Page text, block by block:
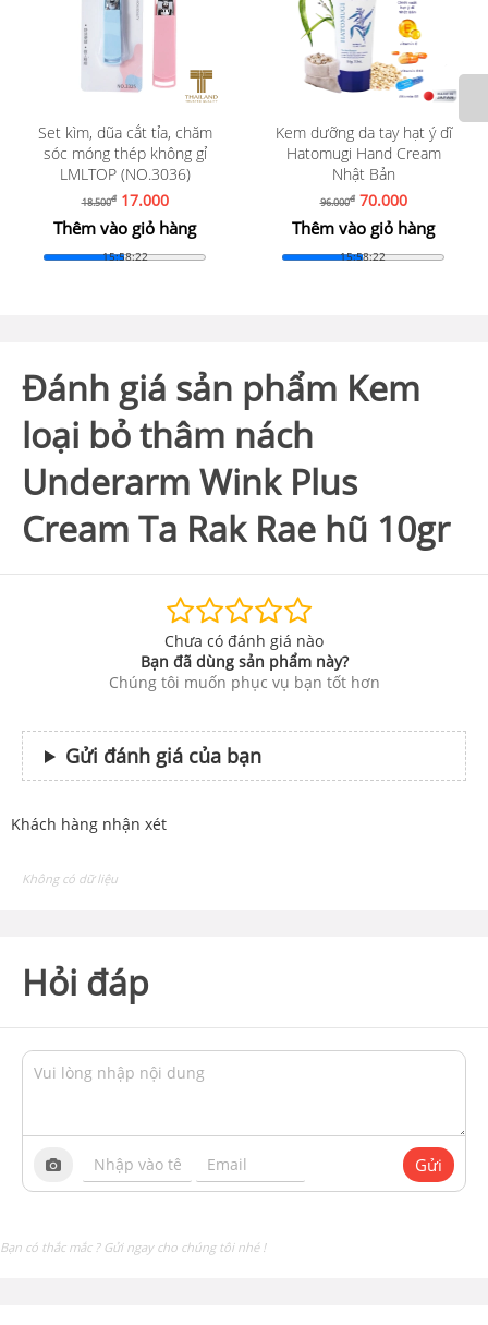
Kem dưỡng da tay hạt ý dĩ
Hatomugi Hand Cream
Nhật Bản
96.000đ70.000
Thêm vào giỏ hàng
15:58:21
Dưỡng da tay kem lụa
NUTRITIVE Silk Oil Elixir
Nga(Số 3 Sáp ong vitamin C)
67.000đ59.000
Thêm vào giỏ hàng
15:58:21
Đánh giá sản phẩm Kem
loại bỏ thâm nách
Underarm Wink Plus
Cream Ta Rak Rae hũ 10gr
Chưa có đánh giá nào
Bạn đã dùng sản phẩm này?
Chúng tôi muốn phục vụ bạn tốt hơn
Gửi đánh giá của bạn
Khách hàng nhận xét
Không có dữ liệu
Hỏi đáp
Gửi
Bạn có thắc mắc ? Gửi ngay cho chúng tôi nhé !